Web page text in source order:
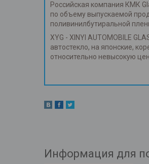
Российская компания КМК
по объему выпускаемой
поливинилбутиральной
XYG - XINYI AUTOMOBILE
автостекло, на японские,
относительно невысокую
Информация для